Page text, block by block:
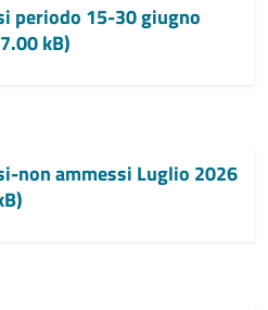
periodo 15-30 giugno
kB)
non ammessi Luglio 2026